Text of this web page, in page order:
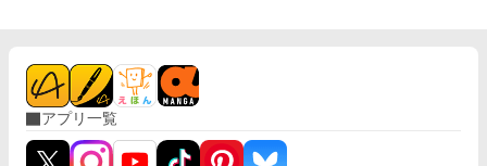
アプリ一覧